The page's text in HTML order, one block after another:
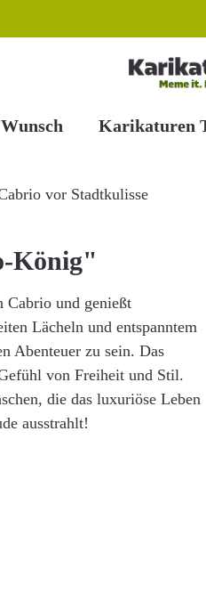
Karikaturen
König"
Cabrio und genießt
Lächeln und entspanntem
Abenteuer zu sein. Das
von Freiheit und Stil.
die das luxuriöse Leben
ausstrahlt!